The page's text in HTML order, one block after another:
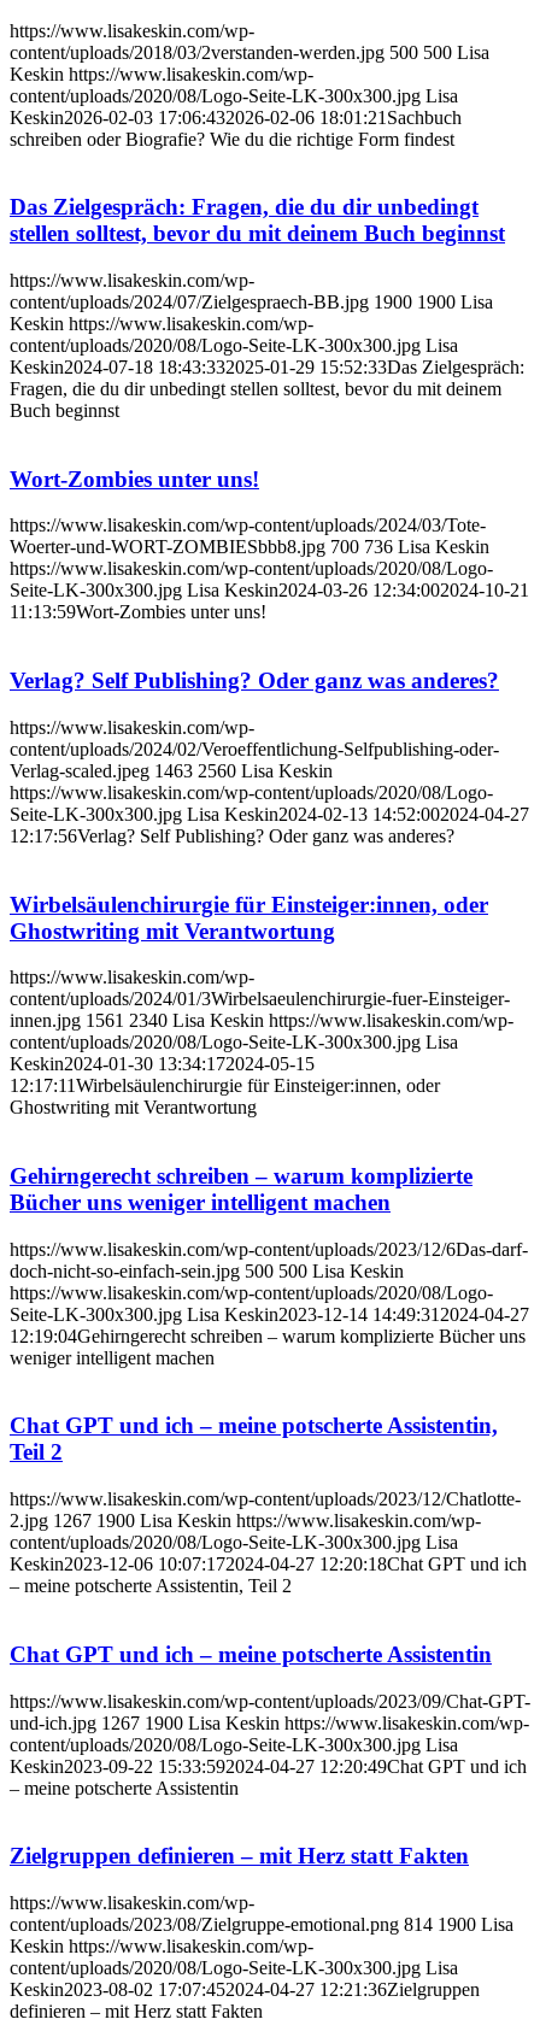
https://www.lisakeskin.com/wp-
content/uploads/2018/03/2verstanden-werden.jpg 500 500 Lisa
Keskin https://www.lisakeskin.com/wp-
content/uploads/2020/08/Logo-Seite-LK-300x300.jpg Lisa
Keskin2026-02-03 17:06:432026-02-06 18:01:21 Sachbuch
schreiben oder Biografie? Wie du die richtige Form findest
Das Zielgespräch: Fragen, die du dir unbedingt
stellen solltest, bevor du mit deinem Buch beginnst
https://www.lisakeskin.com/wp-
content/uploads/2024/07/Zielgespraech-BB.jpg 1900 1900 Lisa
Keskin https://www.lisakeskin.com/wp-
content/uploads/2020/08/Logo-Seite-LK-300x300.jpg Lisa
Keskin2024-07-18 18:43:332025-01-29 15:52:33Das Zielgespräch:
Fragen, die du dir unbedingt stellen solltest, bevor du mit deinem
Buch beginnst
Wort-Zombies unter uns!
https://www.lisakeskin.com/wp-content/uploads/2024/03/Tote-
Woerter-und-WORT-ZOMBIESbbb8.jpg 700 736 Lisa Keskin
https://www.lisakeskin.com/wp-content/uploads/2020/08/Logo-
Seite-LK-300x300.jpg Lisa Keskin2024-03-26 12:34:002024-10-21
11:13:59Wort-Zombies unter uns!
Verlag? Self Publishing? Oder ganz was anderes?
https://www.lisakeskin.com/wp-
content/uploads/2024/02/Veroeffentlichung-Selfpublishing-oder-
Verlag-scaled.jpeg 1463 2560 Lisa Keskin
https://www.lisakeskin.com/wp-content/uploads/2020/08/Logo-
Seite-LK-300x300.jpg Lisa Keskin2024-02-13 14:52:002024-04-27
12:17:56Verlag? Self Publishing? Oder ganz was anderes?
Wirbelsäulenchirurgie für Einsteiger:innen, oder
Ghostwriting mit Verantwortung
https://www.lisakeskin.com/wp-
content/uploads/2024/01/3Wirbelsaeulenchirurgie-fuer-Einsteiger-
innen.jpg 1561 2340 Lisa Keskin https://www.lisakeskin.com/wp-
content/uploads/2020/08/Logo-Seite-LK-300x300.jpg Lisa
Keskin2024-01-30 13:34:172024-05-15
12:17:11Wirbelsäulenchirurgie für Einsteiger:innen, oder
Ghostwriting mit Verantwortung
Gehirngerecht schreiben – warum komplizierte
Bücher uns weniger intelligent machen
https://www.lisakeskin.com/wp-content/uploads/2023/12/6Das-darf-
doch-nicht-so-einfach-sein.jpg 500 500 Lisa Keskin
https://www.lisakeskin.com/wp-content/uploads/2020/08/Logo-
Seite-LK-300x300.jpg Lisa Keskin2023-12-14 14:49:31 2024-04-27
12:19:04Gehirngerecht schreiben – warum komplizierte Bücher uns
weniger intelligent machen
Chat GPT und ich – meine potscherte Assistentin,
Teil 2
https://www.lisakeskin.com/wp-content/uploads/2023/12/Chatlotte-
2.jpg 1267 1900 Lisa Keskin https://www.lisakeskin.com/wp-
content/uploads/2020/08/Logo-Seite-LK-300x300.jpg Lisa
Keskin2023-12-06 10:07:172024-04-27 12:20:18Chat GPT und ich
– meine potscherte Assistentin, Teil 2
Chat GPT und ich – meine potscherte Assistentin
https://www.lisakeskin.com/wp-content/uploads/2023/09/Chat-GPT-
und-ich.jpg 1267 1900 Lisa Keskin https://www.lisakeskin.com/wp-
content/uploads/2020/08/Logo-Seite-LK-300x300.jpg Lisa
Keskin2023-09-22 15:33:592024-04-27 12:20:49Chat GPT und ich
– meine potscherte Assistentin
Zielgruppen definieren – mit Herz statt Fakten
https://www.lisakeskin.com/wp-
content/uploads/2023/08/Zielgruppe-emotional.png 814 1900 Lisa
Keskin https://www.lisakeskin.com/wp-
content/uploads/2020/08/Logo-Seite-LK-300x300.jpg Lisa
Keskin2023-08-02 17:07:452024-04-27 12:21:36Zielgruppen
definieren – mit Herz statt Fakten